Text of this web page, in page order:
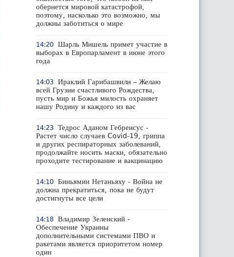
обернется мировой катастрофой,
поэтому, насколько это возможно, мы
должны заботиться о мире
14:20 Шарль Мишель примет участие в
выборах в Европарламент в июне этого
года
14:03 Ираклий Гарибашвили – Желаю
всей Грузии счастливого Рождества,
пусть мир и Божья милость охраняет
нашу Родину и каждого из вас
14:23 Тедрос Аданом Гебреисус -
Растет число случаев Covid-19, гриппа
и других респираторных заболеваний,
продолжайте носить маски, обязательно
проходите тестирование и вакцинацию
14:10 Биньямин Нетаньяху - Война не
должна прекратиться, пока не будут
достигнуты все цели
14:18 Владимир Зеленский -
Обеспечение Украины
дополнительными системами ПВО и
ракетами является приоритетом номер
один